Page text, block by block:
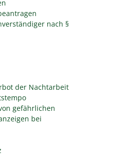
nach §
der Nachtarbeit
gefährlichen
bei